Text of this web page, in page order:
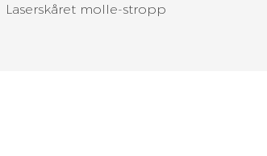
Laserskåret molle-stropp